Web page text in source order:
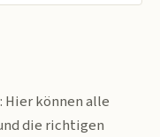
Hier können alle
die richtigen